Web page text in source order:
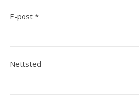
E-post *
Nettsted